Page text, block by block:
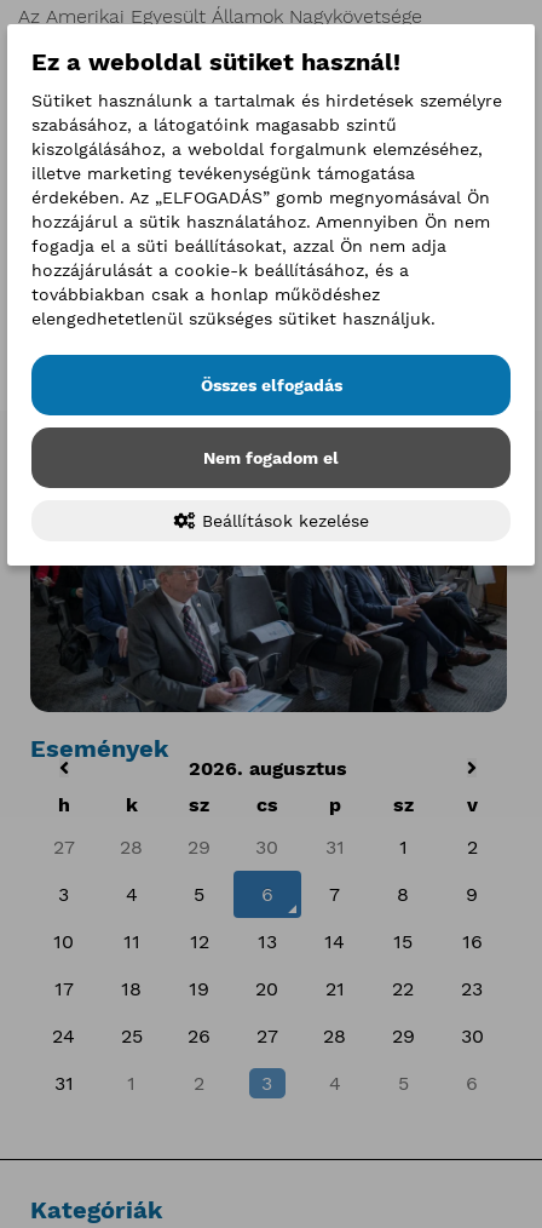
Az Amerikai Egyesült Államok Nagykövetsége
FDI tanácsadó, Nemzetközi Stratégia és Kereskedelem,
Európai Iroda, Dél-Karolina állam Kereskedelmi
Minisztériuma
Doing business in the US-Dr. Kövesdy Attila,
partner, Adó- és Jogi Tanácsadási Részleg, Deloitte
An Introduction to the U.S. Legal Framework
E. Parkerson, tiszteletbeli konzul, Atlanta; ügyvéd, Hall
Booth Smith, P.C
Események
2026. augusztus
h
k sz cs p sz
v
27
28 29 30 31 1 2
3 4 5 6 7 8 9
10 11 12 13 14 15 16
17 18 19 20 21 22 23
24 25 26 27 28 29 30
31 1 2 3 4 5 6
Kategóriák
Ez a weboldal sütiket használ!
Sütiket használunk a tartalmak és hirdetések személyre
szabásához, a látogatóink magasabb szintű
kiszolgálásához, a weboldal forgalmunk elemzéséhez,
illetve marketing tevékenységünk támogatása
érdekében. Az „ELFOGADÁS” gomb megnyomásával Ön
hozzájárul a sütik használatához. Amennyiben Ön nem
fogadja el a süti beállításokat, azzal Ön nem adja
hozzájárulását a cookie-k beállításához, és a
továbbiakban csak a honlap működéshez
elengedhetetlenül szükséges sütiket használjuk.
Összes elfogadás
Nem fogadom el
Beállítások kezelése